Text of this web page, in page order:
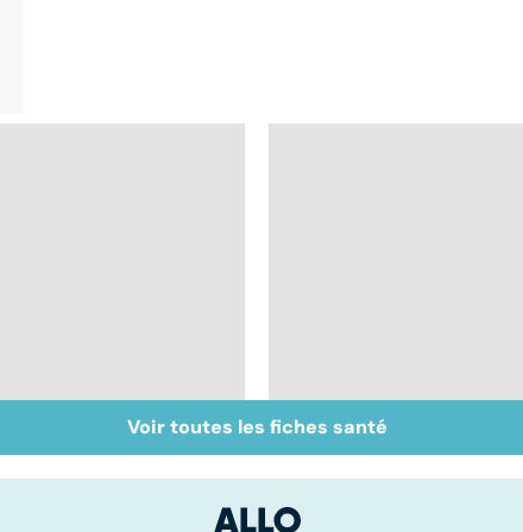
Les Français accros
aux psychotropes ?
Automutilation : des
ados en souffrance
Voir toutes les fiches santé